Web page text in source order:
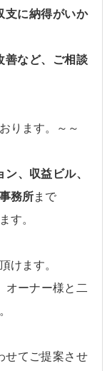
支に納得がいか
善など、ご相談
ります。～～
、収益ビル、
務所まで
す。
けます。
オーナー様と二
せてご提案させ